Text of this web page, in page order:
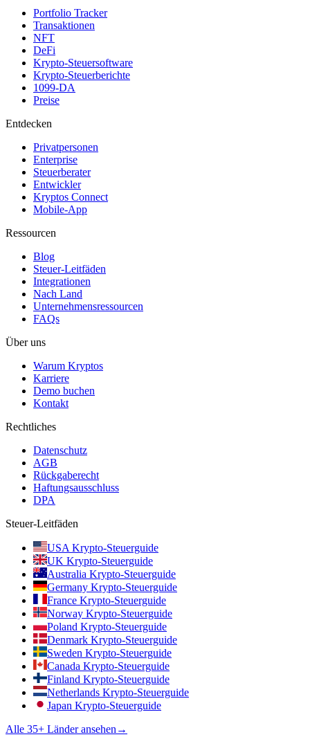
Portfolio Tracker
Transaktionen
NFT
DeFi
Krypto-Steuersoftware
Krypto-Steuerberichte
1099-DA
Preise
Entdecken
Privatpersonen
Enterprise
Steuerberater
Entwickler
Kryptos Connect
Mobile-App
Ressourcen
Blog
Steuer-Leitfäden
Integrationen
Nach Land
Unternehmensressourcen
FAQs
Über uns
Warum Kryptos
Karriere
Demo buchen
Kontakt
Rechtliches
Datenschutz
AGB
Rückgaberecht
Haftungsausschluss
DPA
Steuer-Leitfäden
USA Krypto-Steuerguide
UK Krypto-Steuerguide
Australia Krypto-Steuerguide
Germany Krypto-Steuerguide
France Krypto-Steuerguide
Norway Krypto-Steuerguide
Poland Krypto-Steuerguide
Denmark Krypto-Steuerguide
Sweden Krypto-Steuerguide
Canada Krypto-Steuerguide
Finland Krypto-Steuerguide
Netherlands Krypto-Steuerguide
Japan Krypto-Steuerguide
Alle 35+ Länder ansehen →